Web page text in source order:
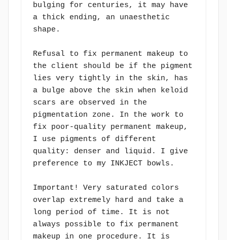
bulging for centuries, it may have
a thick ending, an unaesthetic
shape.
Refusal to fix permanent makeup to
the client should be if the pigment
lies very tightly in the skin, has
a bulge above the skin when keloid
scars are observed in the
pigmentation zone. In the work to
fix poor-quality permanent makeup,
I use pigments of different
quality: denser and liquid. I give
preference to my INKJECT bowls.
Important! Very saturated colors
overlap extremely hard and take a
long period of time. It is not
always possible to fix permanent
makeup in one procedure. It is